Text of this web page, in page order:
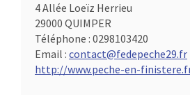
4 Allée Loeïz Herrieu
29000 QUIMPER
Téléphone : 0298103420
Email : contact@fedepeche29.fr
http://www.peche-en-